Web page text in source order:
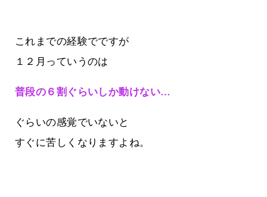
これまでの経験でですが
１２月っていうのは
普段の６割ぐらいしか動けない…
ぐらいの感覚でいないと
すぐに苦しくなりますよね。